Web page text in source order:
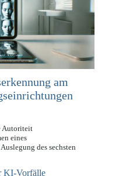
am
eines
des sechsten